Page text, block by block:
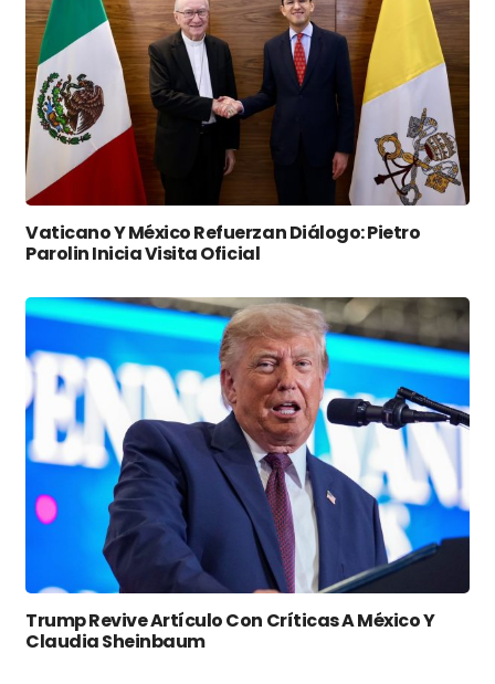
Vaticano Y México Refuerzan Diálogo: Pietro
Parolin Inicia Visita Oficial
Trump Revive Artículo Con Críticas A México Y
Claudia Sheinbaum